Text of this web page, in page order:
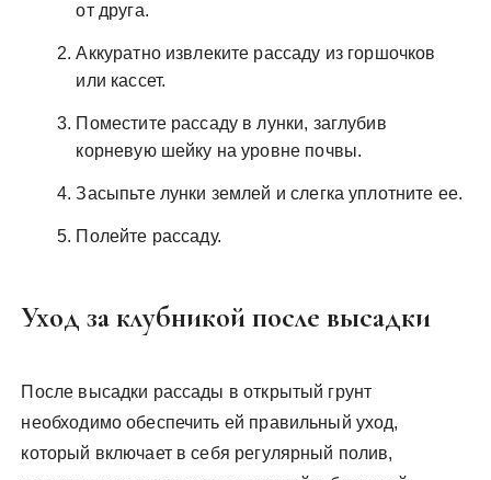
от друга.
Аккуратно извлеките рассаду из горшочков
или кассет.
Поместите рассаду в лунки, заглубив
корневую шейку на уровне почвы.
Засыпьте лунки землей и слегка уплотните ее.
Полейте рассаду.
Уход за клубникой после высадки
После высадки рассады в открытый грунт
необходимо обеспечить ей правильный уход,
который включает в себя регулярный полив,